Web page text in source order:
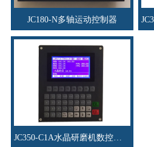
JC180-N多轴运动控制器
JC350-C1A水晶研磨机数控系统